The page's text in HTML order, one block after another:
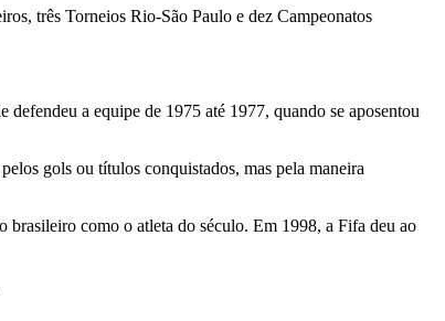
três Torneios Rio-São Paulo e dez Campeonatos
a equipe de 1975 até 1977, quando se aposentou
gols ou títulos conquistados, mas pela maneira
brasileiro como o atleta do século. Em 1998, a Fifa deu ao